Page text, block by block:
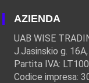
AZIENDA
UAB WISE
J.Jasinskio g.
Partita IVA:
Codice impresa: